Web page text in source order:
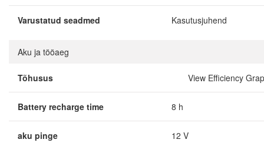
Varustatud seadmed Kasutusjuhend
Aku ja tööaeg
Tõhusus View Efficiency
Battery recharge time 8 h
aku pinge 12 V